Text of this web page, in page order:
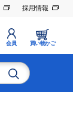
採用情報
会員 買い物かご